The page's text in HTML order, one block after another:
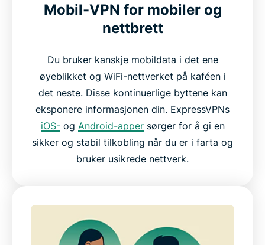
Mobil-VPN for mobiler og
nettbrett
Du bruker kanskje mobildata i det ene
øyeblikket og WiFi-nettverket på kaféen i
det neste. Disse kontinuerlige byttene kan
eksponere informasjonen din. ExpressVPNs
iOS-og Android-appersørger for å gi en
sikker og stabil tilkobling når du er i farta og
bruker usikrede nettverk.